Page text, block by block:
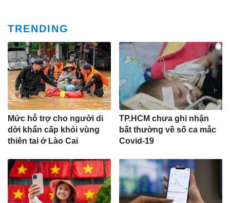
TRENDING
Mức hỗ trợ cho người di
dời khẩn cấp khỏi vùng
thiên tai ở Lào Cai
TP.HCM chưa ghi nhận
bất thường về số ca mắc
Covid-19